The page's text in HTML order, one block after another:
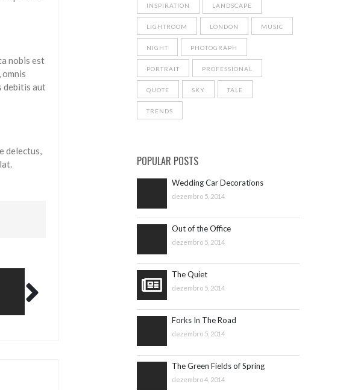
nobis est
debitis aut
delectus,
INSPIRATION LANDSCAPE
LIGHTROOM LONDON MUSIC
NIGHT PHOTOGRAPH
PORTRAIT PROFESSIONAL
QUOTE SKY TALE
TRENDS
POPULAR POSTS
Wedding Car Decorations
dezembro 5, 2014
Out of the Office
dezembro 5, 2014
The Quiet
dezembro 5, 2014
Forks In The Road
dezembro 5, 2014
The Green Fields of Spring
dezembro 4, 2014